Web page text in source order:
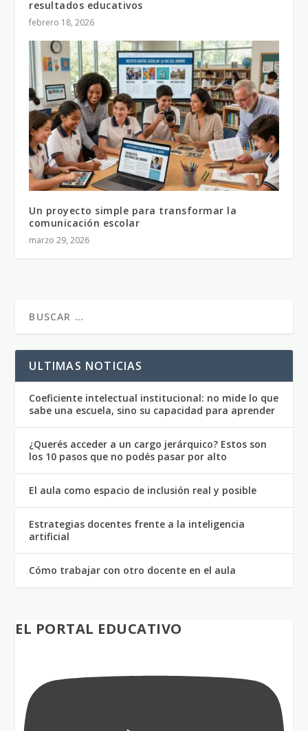
resultados educativos
febrero 18, 2026
Un proyecto simple para transformar la
comunicación escolar
marzo 29, 2026
ULTIMAS NOTICIAS
Coeficiente intelectual institucional: no mide lo que
sabe una escuela, sino su capacidad para aprender
¿Querés acceder a un cargo jerárquico? Estos son
los 10 pasos que no podés pasar por alto
El aula como espacio de inclusión real y posible
Estrategias docentes frente a la inteligencia
artificial
Cómo trabajar con otro docente en el aula
EL PORTAL EDUCATIVO